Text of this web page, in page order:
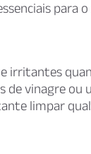
para o
irritantes
vinagre ou
limpar